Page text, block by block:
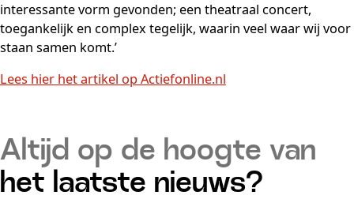
interessante vorm gevonden; een theatraal concert,
toegankelijk en complex tegelijk, waarin veel waar wij voor
staan samen komt.’
Lees hier het artikel op Actiefonline.nl
Altijd op de hoogte van
het laatste nieuws?